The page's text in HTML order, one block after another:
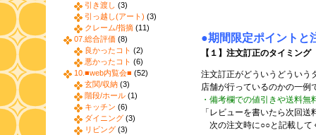
●期間限定ポイントと
【１】注文訂正のタイミング
注文訂正がどういうどういう
店舗が行っているのかの一例
・備考欄での値引きや送料
「レビューを書いたら次回
次の注文時に○○と記載して
引き渡し (3)
引っ越し(アート) (3)
クレーム/指摘 (11)
07.総合評価 (8)
良かったコト (2)
悪かったコト (6)
10.■web内覧会■ (52)
玄関/収納 (3)
階段/ホール (1)
キッチン (6)
ダイニング (3)
リビング (3)